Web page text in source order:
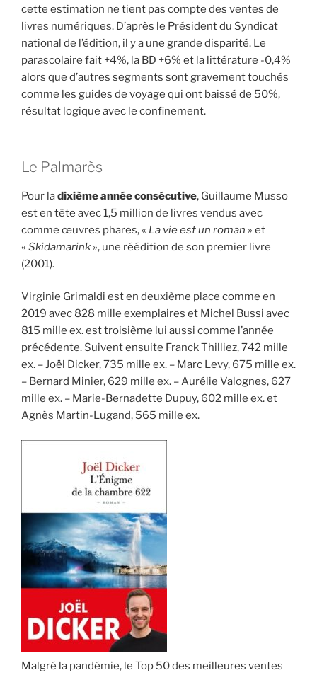
cette estimation ne tient pas compte des ventes de
livres numériques. D’après le Président du Syndicat
national de l’édition, il y a une grande disparité. Le
parascolaire fait +4%, la BD +6% et la littérature -0,4%
alors que d’autres segments sont gravement touchés
comme les guides de voyage qui ont baissé de 50%,
résultat logique avec le confinement.
Le Palmarès
Pour ladixième année consécutive, Guillaume Musso
est en tête avec 1,5 million de livres vendus avec
comme œuvres phares, « La vie est un roman » et
« Skidamarink », une réédition de son premier livre
(2001).
Virginie Grimaldi est en deuxième place comme en
2019 avec 828 mille exemplaires et Michel Bussi avec
815 mille ex. est troisième lui aussi comme l’année
précédente. Suivent ensuite Franck Thilliez, 742 mille
ex. – Joël Dicker, 735 mille ex. – Marc Levy, 675 mille ex.
– Bernard Minier, 629 mille ex. – Aurélie Valognes, 627
mille ex. – Marie-Bernadette Dupuy, 602 mille ex. et
Agnès Martin-Lugand, 565 mille ex.
Malgré la pandémie, le Top 50 des meilleures ventes